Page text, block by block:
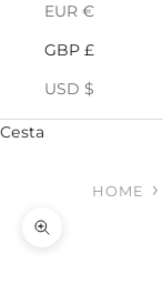
EUR €
GBP £
USD $
Cesta
HOME
Zoom